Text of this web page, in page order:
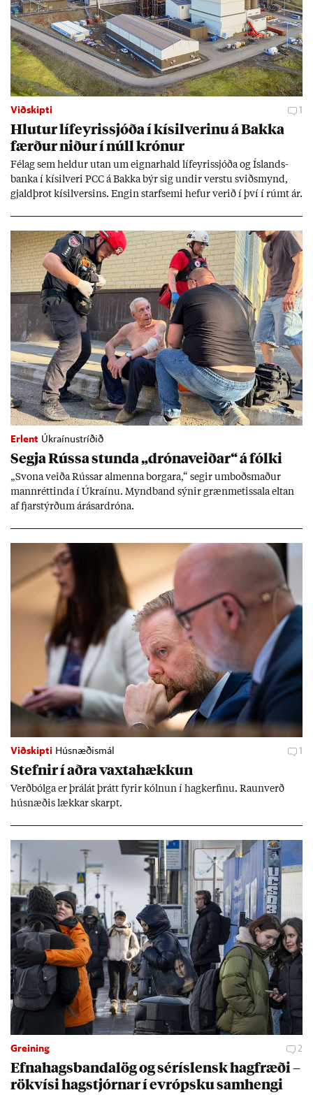
Viðskipti 1
Hlut­ur líf­eyr­is­sjóða í kís­il­ver­inu á Bakka
færð­ur nið­ur í núll krón­ur
Fé­lag sem held­ur ut­an um eign­ar­hald líf­eyr­is­sjóða og Ís­lands­
banka í kís­il­veri PCC á Bakka býr sig und­ir verstu sviðs­mynd,
gjald­þrot kís­il­vers­ins. Eng­in starf­semi hef­ur ver­ið í því í rúmt ár.
Erlent Úkraínustríðið
Segja Rússa stunda „dróna­veið­ar“ á fólki
„Svona veiða Rúss­ar al­menna borg­ara,“ seg­ir um­boðs­mað­ur
mann­rétt­inda í Úkraínu. Mynd­band sýn­ir græn­met­issala elt­an
af fjar­stýrð­um árás­ar­dróna.
Viðskipti Húsnæðismál 1
Stefn­ir í aðra vaxta­hækk­un
Verð­bólga er þrálát þrátt fyr­ir kóln­un í hag­kerf­inu. Raun­verð
hús­næð­is lækk­ar skarpt.
Greining 2
Efna­hags­banda­lög og sér­ís­lensk hag­fræði –
rök­vísi hag­stjórn­ar í evr­ópsku sam­hengi